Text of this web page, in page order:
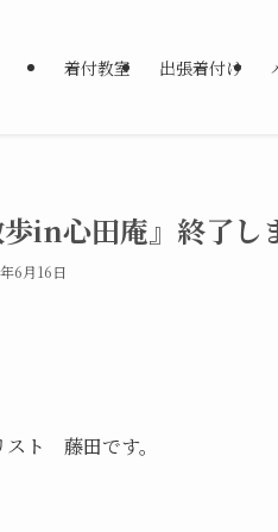
着付教室 出張着付け
歩in心田庵』終了
6月16日
ト 藤田です。